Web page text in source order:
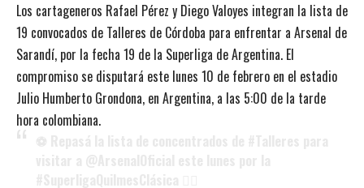
Los cartageneros Rafael Pérez y Diego Valoyes integran la lista de
19 convocados de Talleres de Córdoba para enfrentar a Arsenal de
Sarandí, por la fecha 19 de la Superliga de Argentina. El
compromiso se disputará este lunes 10 de febrero en el estadio
Julio Humberto Grondona, en Argentina, a las 5:00 de la tarde
hora colombiana.